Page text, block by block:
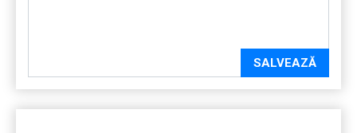
SALVEAZĂ